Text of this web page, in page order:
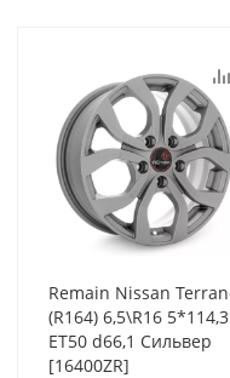
Remain Nissan Terrano
(R164) 6,5\R16 5*114,3
ET50 d66,1 Сильвер
[16400ZR]